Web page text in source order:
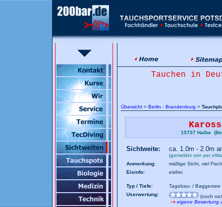
Tauchen in
Übersicht > Berlin - Brandenburg >
15757 Halbe
Sichtweite: ca. 1.0m - 2.0m
(gemeldet von per
Anmerkung:
mäßige Sicht, viel Fisch
Eisinfo:
eisfrei
Typ / Tiefe:
Tagebau- / Baggersee
Userwertung:
(noch
eigene Bewertung